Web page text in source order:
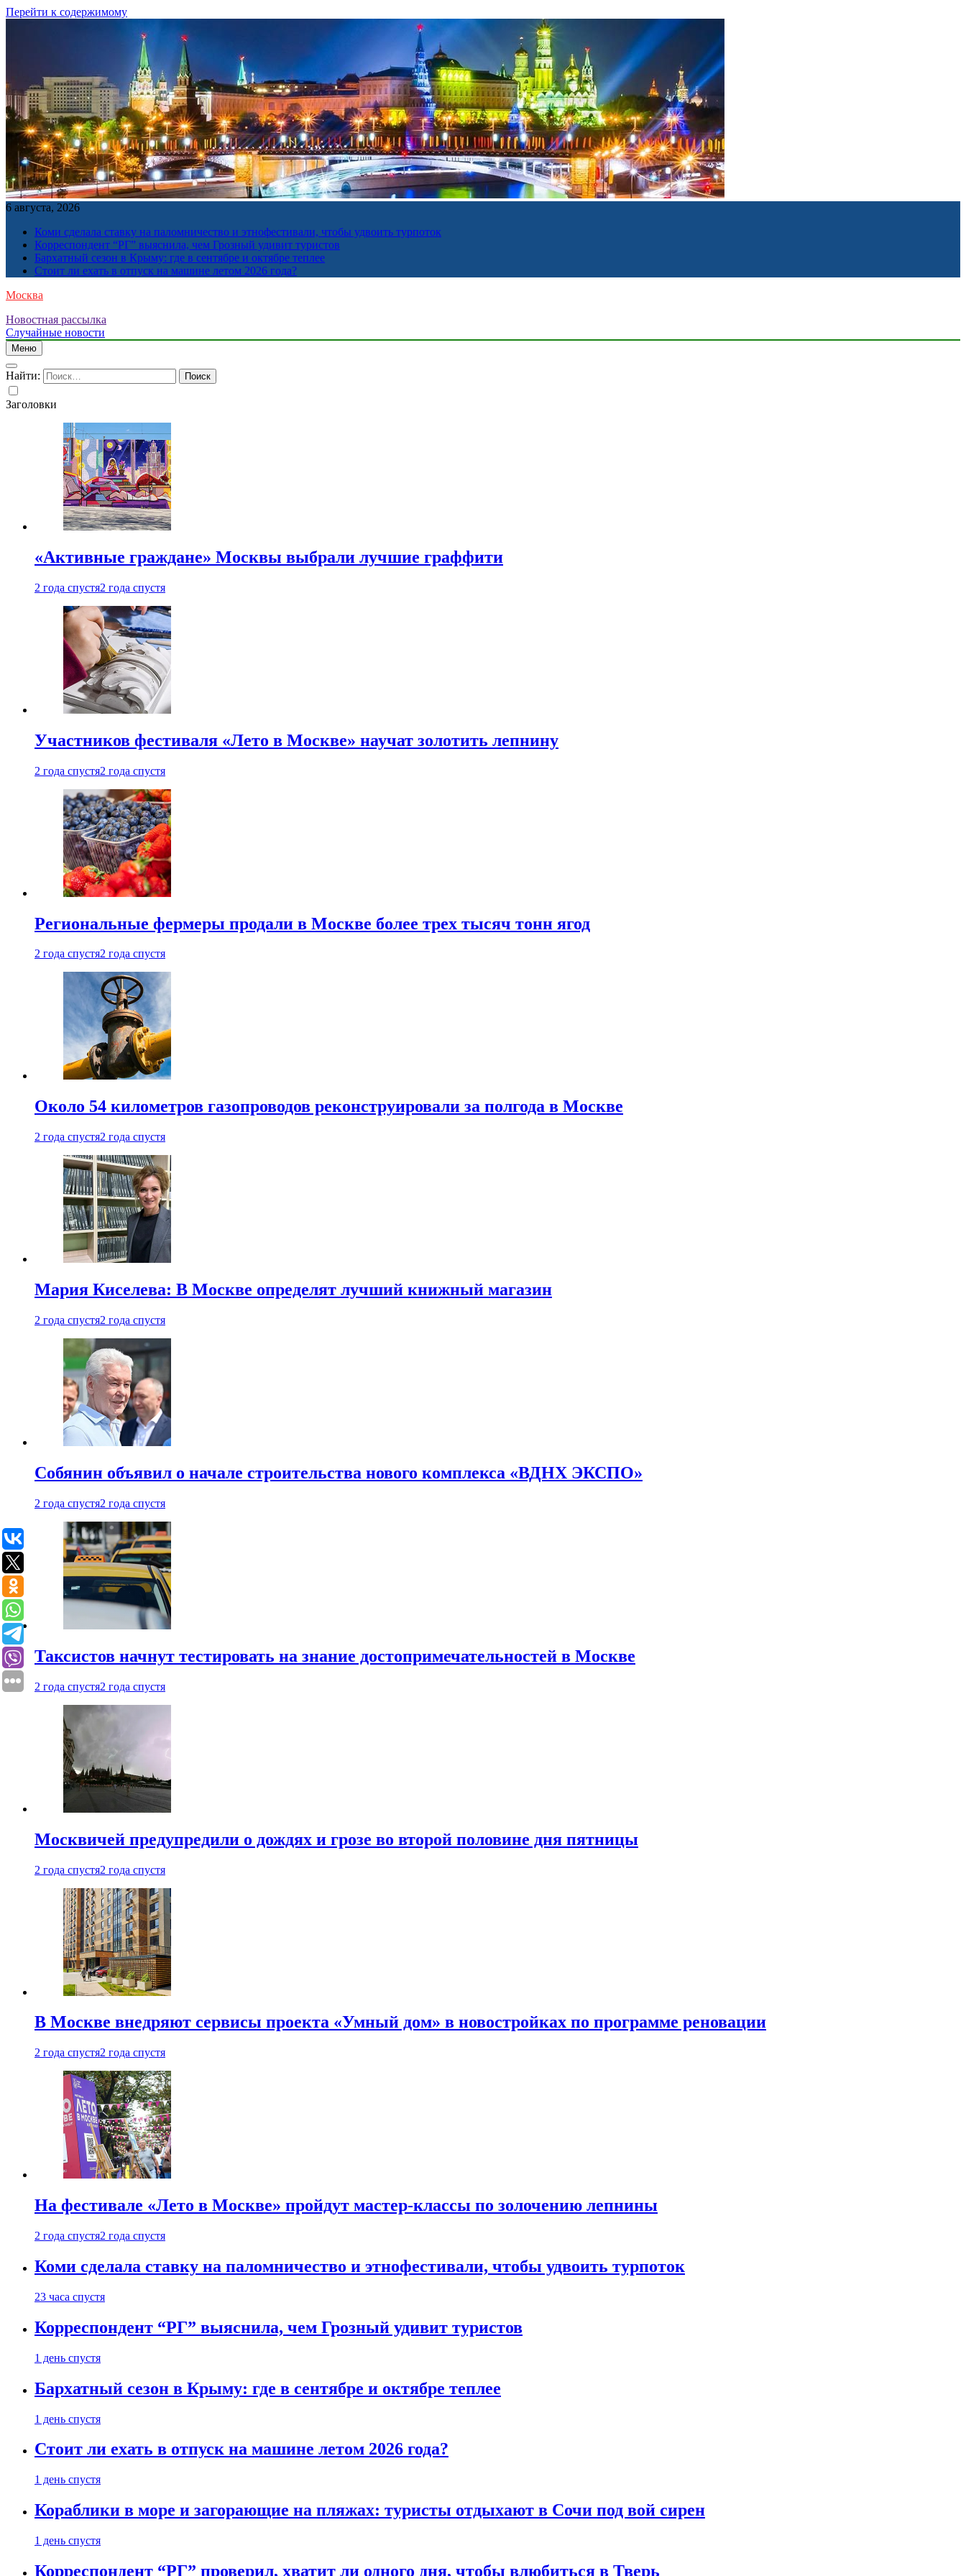
Перейти к содержимому
6 августа, 2026
Коми сделала ставку на паломничество и этнофестивали, чтобы удвоить турпоток
Корреспондент “РГ” выяснила, чем Грозный удивит туристов
Бархатный сезон в Крыму: где в сентябре и октябре теплее
Стоит ли ехать в отпуск на машине летом 2026 года?
Москва
Новостная рассылка
Случайные новости
Меню
Найти:
Заголовки
«Активные граждане» Москвы выбрали лучшие граффити
2 года спустя2 года спустя
Участников фестиваля «Лето в Москве» научат золотить лепнину
2 года спустя2 года спустя
Региональные фермеры продали в Москве более трех тысяч тонн ягод
2 года спустя2 года спустя
Около 54 километров газопроводов реконструировали за полгода в Москве
2 года спустя2 года спустя
Мария Киселева: В Москве определят лучший книжный магазин
2 года спустя2 года спустя
Собянин объявил о начале строительства нового комплекса «ВДНХ ЭКСПО»
2 года спустя2 года спустя
Таксистов начнут тестировать на знание достопримечательностей в Москве
2 года спустя2 года спустя
Москвичей предупредили о дождях и грозе во второй половине дня пятницы
2 года спустя2 года спустя
В Москве внедряют сервисы проекта «Умный дом» в новостройках по программе реновации
2 года спустя2 года спустя
На фестивале «Лето в Москве» пройдут мастер-классы по золочению лепнины
2 года спустя2 года спустя
Коми сделала ставку на паломничество и этнофестивали, чтобы удвоить турпоток
23 часа спустя
Корреспондент “РГ” выяснила, чем Грозный удивит туристов
1 день спустя
Бархатный сезон в Крыму: где в сентябре и октябре теплее
1 день спустя
Стоит ли ехать в отпуск на машине летом 2026 года?
1 день спустя
Кораблики в море и загорающие на пляжах: туристы отдыхают в Сочи под вой сирен
1 день спустя
Корреспондент “РГ” проверил, хватит ли одного дня, чтобы влюбиться в Тверь